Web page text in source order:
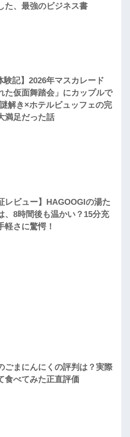
た、最強のビジネス書
験記】2026年マスカレード
た仮面舞踏会」にカップルで
解き×ホテルビュッフェの完
満足だった話
レビュー】HAGOOGIの湯た
、8時間後も温かい？15分充
軽さに驚愕！
ごまにんにくの評判は？実際
食べてみた正直評価